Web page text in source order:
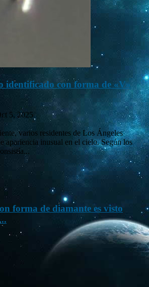
identificado con forma de «V»
5, 2025
varios residentes de Los Ángeles
apariencia inusual en el cielo. Según los
forma de diamante es visto